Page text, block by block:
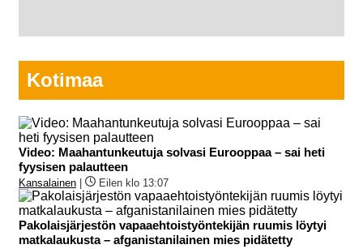
Kotimaa
Video: Maahantunkeutuja solvasi Eurooppaa – sai heti
fyysisen palautteen
Kansalainen Eilen klo 13:07
Pakolaisjärjestön vapaaehtoistyöntekijän ruumis löytyi
matkalaukusta – afganistanilainen mies pidätetty